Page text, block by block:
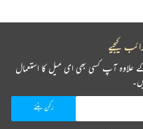
کیجیے
علاوہ آپ کسی بھی ای میل کا استعمال